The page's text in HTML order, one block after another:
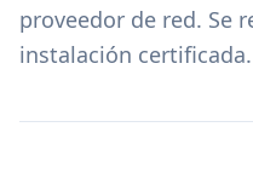
proveedor de red. Se
instalación certificada.